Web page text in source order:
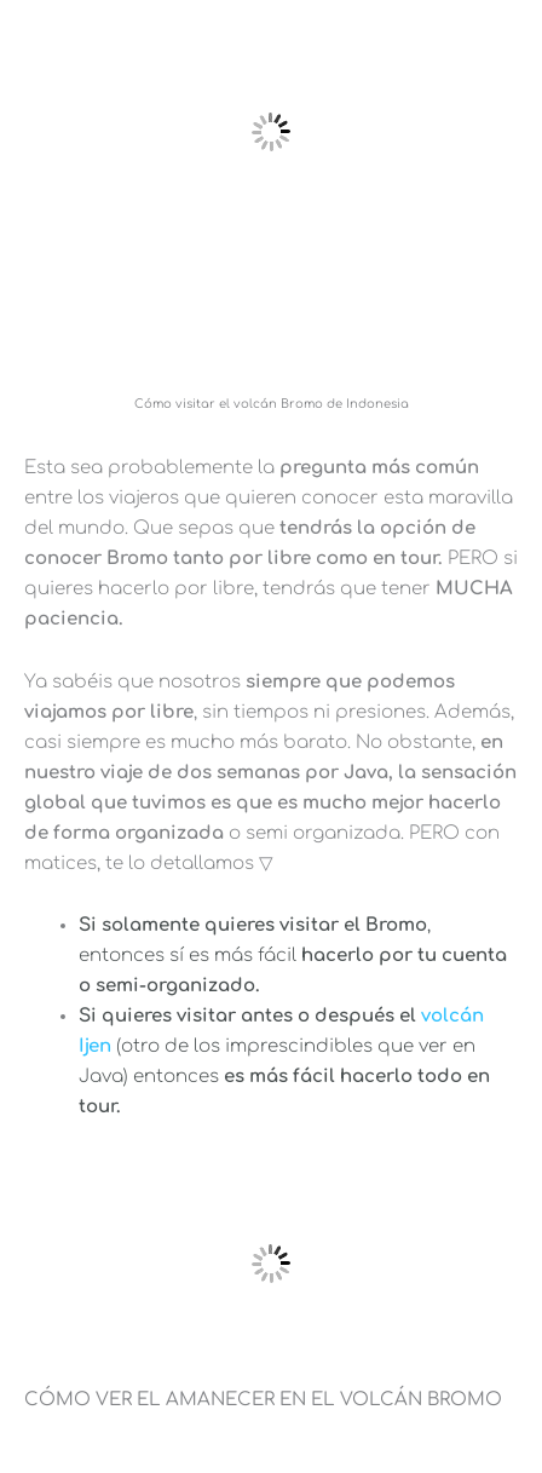
Cómo visitar el volcán Bromo de Indonesia
Esta sea probablemente la pregunta más común
entre los viajeros que quieren conocer esta maravilla
del mundo. Que sepas que tendrás la opción de
conocer Bromo tanto por libre como en tour. PERO si
quieres hacerlo por libre, tendrás que tener MUCHA
paciencia.
Ya sabéis que nosotros siempre que podemos
viajamos por libre, sin tiempos ni presiones. Además,
casi siempre es mucho más barato. No obstante, en
nuestro viaje de dos semanas por Java, la sensación
global que tuvimos es que es mucho mejor hacerlo
de forma organizada o semi organizada. PERO con
matices, te lo detallamos ▽
Si solamente quieres visitar el Bromo,
entonces sí es más fácil hacerlo por tu cuenta
o semi-organizado.
Si quieres visitar antes o después el volcán
Ijen (otro de los imprescindibles que ver en
Java) entonces es más fácil hacerlo todo en
tour.
CÓMO VER EL AMANECER EN EL VOLCÁN BROMO